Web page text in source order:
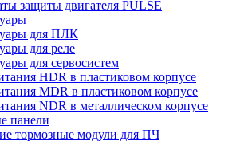
защиты двигателя PULSE
для ПЛК
для реле
для сервосистем
HDR в пластиковом корпусе
MDR в пластиковом корпусе
NDR в металлическом корпусе
панели
тормозные модули для ПЧ